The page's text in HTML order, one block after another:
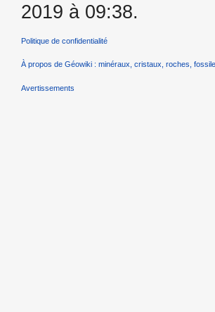
2019 à 09:38.
Politique de confidentialité
À propos de Géowiki : minéraux, cristaux, roches,
Avertissements